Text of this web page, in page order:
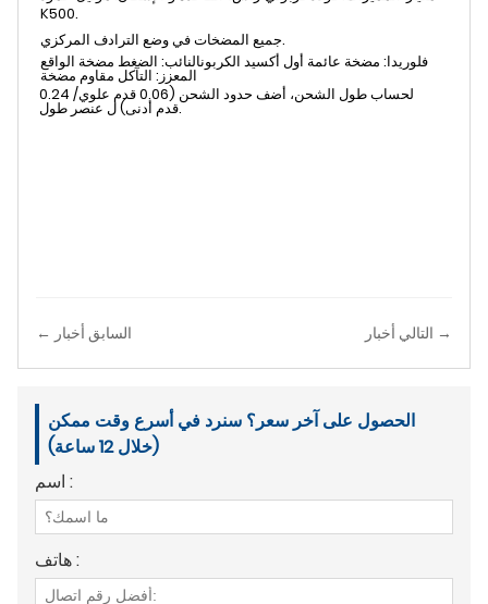
K500.
جميع المضخات في وضع الترادف المركزي.
فلوريدا: مضخة عائمة أول أكسيد الكربونالنائب: الضغط مضخة الواقع
المعزز: التآكل مقاوم مضخة
لحساب طول الشحن، أضف حدود الشحن (0.06 قدم علوي/
0.24
قدم أدنى)ل عنصر طول.
← السابق أخبار التالي أخبار →
الحصول على آخر سعر؟ سنرد في أسرع وقت ممكن
(خلال 12 ساعة)
اسم :
هاتف :